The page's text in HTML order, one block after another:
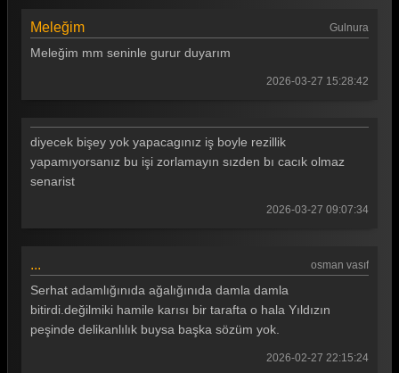
Meleğim Gulnura
Meleğim mm seninle gurur duyarım
2026-03-27 15:28:42
diyecek bişey yok yapacagınız iş boyle rezillik
yapamıyorsanız bu işi zorlamayın sızden bı cacık olmaz
senarist
2026-03-27 09:07:34
... osman vasıf
Serhat adamlığınıda ağalığınıda damla damla
bitirdi.değilmiki hamile karısı bir tarafta o hala Yıldızın
peşinde delikanlılık buysa başka sözüm yok.
2026-02-27 22:15:24